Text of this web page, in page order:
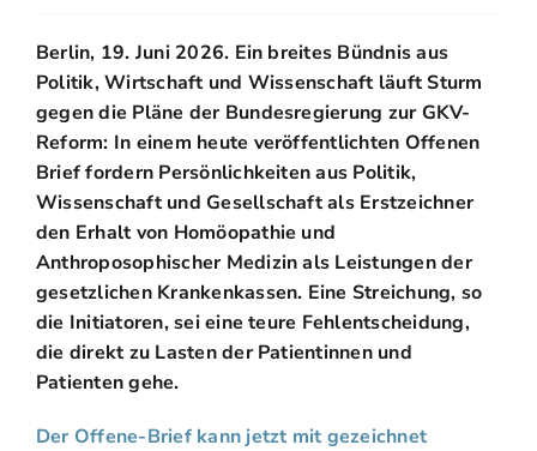
Berlin, 19. Juni 2026. Ein breites Bündnis aus
Politik, Wirtschaft und Wissenschaft läuft Sturm
gegen die Pläne der Bundesregierung zur GKV-
Reform: In einem heute veröffentlichten Offenen
Brief fordern Persönlichkeiten aus Politik,
Wissenschaft und Gesellschaft als Erstzeichner
den Erhalt von Homöopathie und
Anthroposophischer Medizin als Leistungen der
gesetzlichen Krankenkassen. Eine Streichung, so
die Initiatoren, sei eine teure Fehlentscheidung,
die direkt zu Lasten der Patientinnen und
Patienten gehe.
Der Offene-Brief kann jetzt mit gezeichnet